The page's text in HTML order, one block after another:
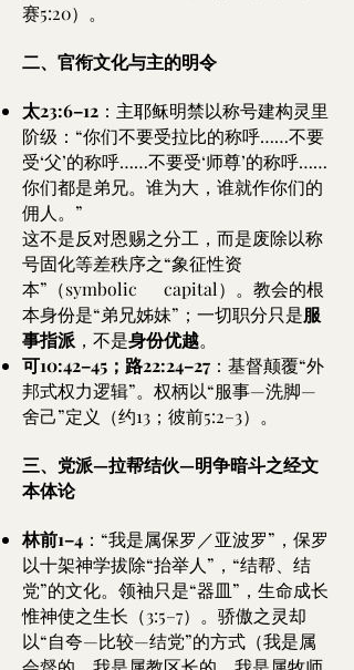
赛5:20）。
二、官衔文化与主的明令
太23:6–12 ：主耶稣明禁以称号建构灵里
阶级：“你们不要受拉比的称呼……不要
受‘父’的称呼……不要受‘师尊’的称呼……
你们都是弟兄。谁为大，谁就作你们的
佣人。”
这不是反对恩赐之分工，而是废除以称
号固化等差秩序之“象征性资
本”（symbolic capital）。教会的根
本身份是“弟兄姊妹”；一切职分只是服
事指派 ，不是身份优越。
可10:42–45；路22:24–27 ：基督颠覆“外
邦式权力逻辑”。权柄以“服事—洗脚—
舍己”定义（约13；彼前5:2–3）。
三、党派—拉帮结伙—明争暗斗之经文
本体论
林前1–4 ：“我是属保罗／亚波罗”，保罗
以十架神学拔除“抬举人”，“结帮、结
党”的文化。领袖只是“器皿”，生命成长
惟神使之生长（3:5–7）。骄傲之灵却
以“自夸—比较—结党”的方式（我是属